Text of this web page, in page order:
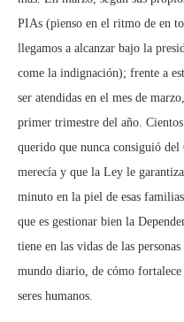
PIAs (pienso en el ritmo de en
llegamos a alcanzar bajo la
come la indignación); frente a
ser atendidas en el mes de
primer trimestre del año.
querido que nunca consiguió
merecía y que la Ley le
minuto en la piel de esas
que es gestionar bien la
tiene en las vidas de las
mundo diario, de cómo
seres humanos.